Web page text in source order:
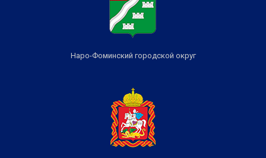
Наро-Фоминский городской округ